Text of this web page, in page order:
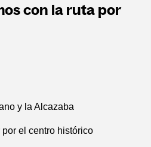
con la ruta por
y la Alcazaba
por el centro histórico